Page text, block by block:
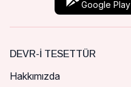
Google Play
DEVR-I TESETTÜR
Hakkımızda